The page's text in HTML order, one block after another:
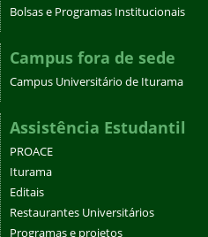
Bolsas e Programas Institucionais
Campus fora de sede
Campus Universitário de Iturama
Assistência Estudantil
PROACE
Iturama
Editais
Restaurantes Universitários
Programas e projetos